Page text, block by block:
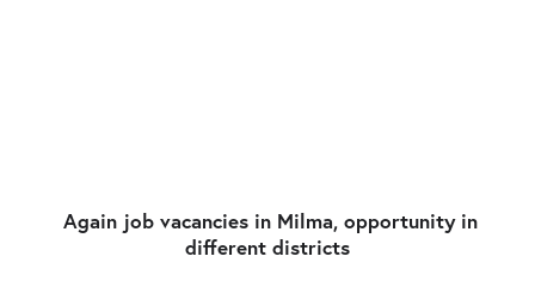
Again job vacancies in Milma, opportunity in
different districts